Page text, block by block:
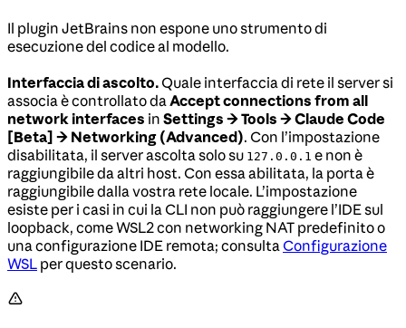
Il plugin JetBrains non espone uno strumento di
esecuzione del codice al modello.
Interfaccia di ascolto.Quale interfaccia di rete il server si
associa è controllato daAccept connections from all
network interfaces in Settings → Tools → Claude Code
[Beta] → Networking (Advanced). Con l’impostazione
disabilitata, il server ascolta solo su 127.0.0.1 e non è
raggiungibile da altri host. Con essa abilitata, la porta è
raggiungibile dalla vostra rete locale. L’impostazione
esiste per i casi in cui la CLI non può raggiungere l’IDE sul
loopback, come WSL2 con networking NAT predefinito o
una configurazione IDE remota; consultaConfigurazione
WSL per questo scenario.